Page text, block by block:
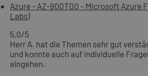
Azure - AZ-900T00 - Microsoft Azure
Labs)
5,0/5
Herr A. hat die Themen sehr gut
und konnte auch auf individuelle
eingehen.